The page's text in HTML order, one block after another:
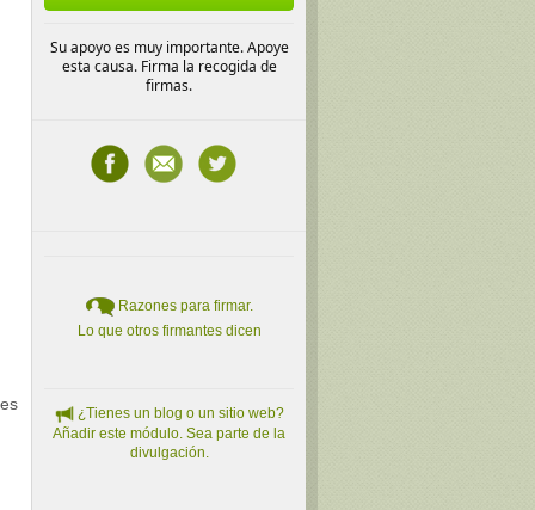
Su apoyo es muy importante. Apoye
esta causa. Firma la recogida de
firmas.
Razones para firmar.
Lo que otros firmantes dicen
¿Tienes un blog o un sitio web?
Añadir este módulo. Sea parte de la
divulgación.